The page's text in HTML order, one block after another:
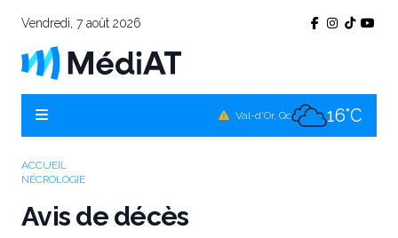
Vendredi, 7 août 2026
Val-d'Or, Qc 16°C
ACCUEIL
NÉCROLOGIE
Avis de décès